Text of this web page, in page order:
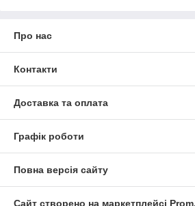
Про нас
Контакти
Доставка та оплата
Графік роботи
Повна версія сайту
Сайт створено на маркетплейсі